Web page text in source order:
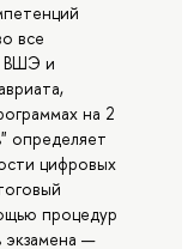
все
ВШЭ и
на 2
определяет
цифровых
процедур
экзамена —